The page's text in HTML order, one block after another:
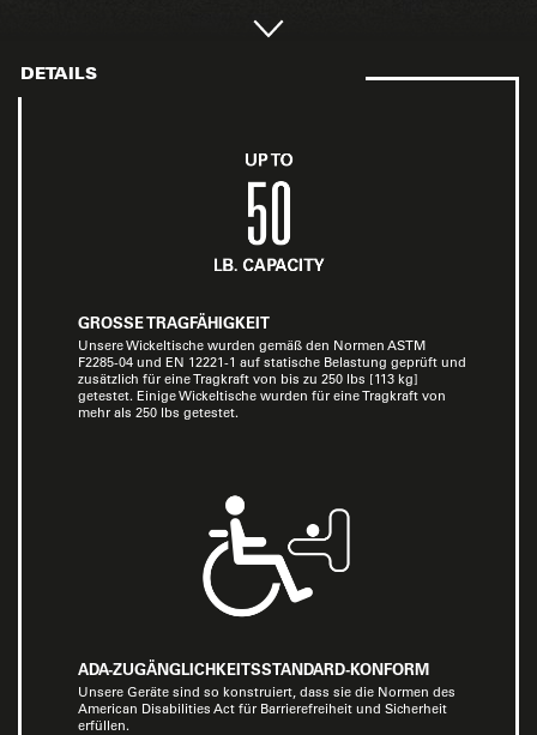
DETAILS
GROSSE TRAGFÄHIGKEIT
Unsere Wickeltische wurden gemäß den Normen ASTM
F2285-04 und EN 12221-1 auf statische Belastung geprüft und
zusätzlich für eine Tragkraft von bis zu 250 lbs [113 kg]
getestet. Einige Wickeltische wurden für eine Tragkraft von
mehr als 250 lbs getestet.
ADA-ZUGÄNGLICHKEITSSTANDARD-KONFORM
Unsere Geräte sind so konstruiert, dass sie die Normen des
American Disabilities Act für Barrierefreiheit und Sicherheit
erfüllen.